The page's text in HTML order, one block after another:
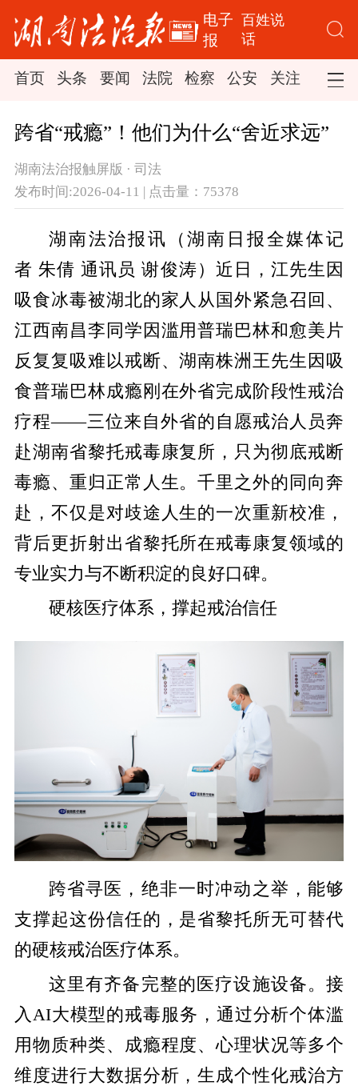
电子
报
百姓说
话
首页 头条 要闻 法院 检察 公安 关注 司法
跨省“戒瘾”！他们为什么“舍近求远”
湖南法治报触屏版 · 司法
发布时间:2026-04-11 | 点击量：75378
湖南法治报讯（湖南日报全媒体记
者 朱倩 通讯员 谢俊涛） 近日， 江先生因
吸食冰毒被湖北的家人从国外紧急召回、
江西南昌李 同学因滥用普瑞巴林和愈美片
反复复吸难以戒断、湖南株洲王先生因吸
食普瑞巴林成瘾刚在外省完成阶段性戒治
疗程——三位来自外省的自愿戒治人员奔
赴湖南省黎托戒毒康复所，只为彻底戒断
毒瘾、重归正常人生。千里之外的同向奔
赴，不仅是对歧途人生的一次重新校准，
背后更折射出省黎托所在戒毒康复领域的
专业实力与不断积淀的良好口碑。
硬核医疗体系，撑起戒治信任
跨省寻医，绝非一时冲动之举，能够
支撑起这份信任的，是省黎托所无可替代
的硬核戒治医疗体系。
这里有齐备完整的医疗设施设备。接
入 AI大模型的戒毒服务，通过分析个体滥
用物质种类、成瘾程度、心理状况等多个
维度进行大数据分析，生成个性化戒治方